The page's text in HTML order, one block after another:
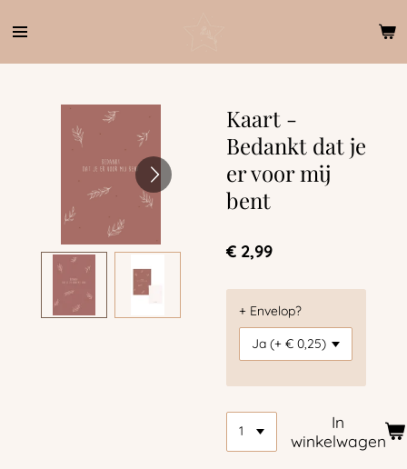
direct
Kaart -
Bedankt dat je
er voor mij
bent
€ 2,99
+ Envelop?
In
winkelwagen